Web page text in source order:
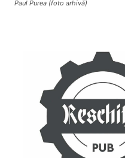
Paul Purea (foto arhivă)